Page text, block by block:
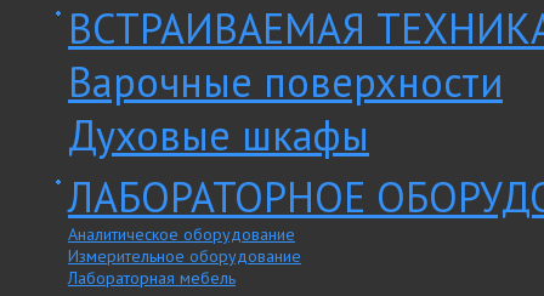
ВСТРАИВАЕМАЯ
Варочные поверхности
Духовые шкафы
ЛАБОРАТОРНОЕ
Аналитическое оборудование
Измерительное оборудование
Лабораторная мебель